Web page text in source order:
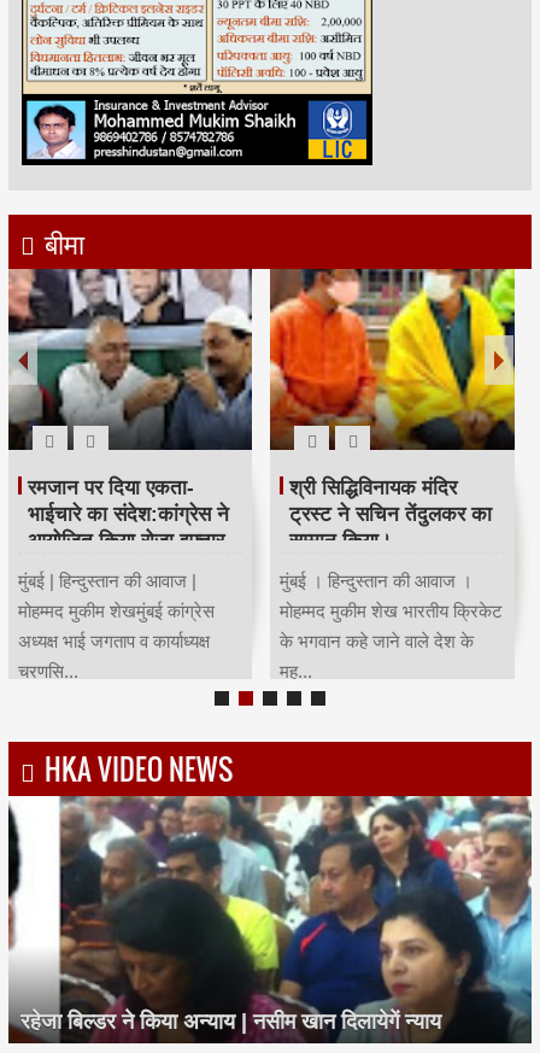
बीमा
रमजान पर दिया एकता-
भाईचारे का संदेश:कांग्रेस ने
आयोजित किया रोजा इफ्तार
मुंबई | हिन्दुस्तान की आवाज |
मोहम्मद मुकीम शेखमुंबई कांग्रेस
अध्यक्ष भाई जगताप व कार्याध्यक्ष
चरणसि...
श्री सिद्धिविनायक मंदिर
ट्रस्ट ने सचिन तेंदुलकर का
सम्मान किया।
मुंबई । हिन्दुस्तान की आवाज ।
मोहम्मद मुकीम शेख भारतीय क्रिकेट
के भगवान कहे जाने वाले देश के
मह...
HKA VIDEO NEWS
रहेजा बिल्डर ने किया अन्याय | नसीम खान दिलायेगें न्याय